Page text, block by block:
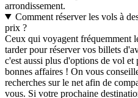
arrondissement.
Comment réserver les vols à
prix ?
Ceux qui voyagent fréquemment
tarder pour réserver vos billets
c'est aussi plus d'options de vol et
bonnes affaires ! On vous
recherches sur le net afin de
vous. Si votre prochaine